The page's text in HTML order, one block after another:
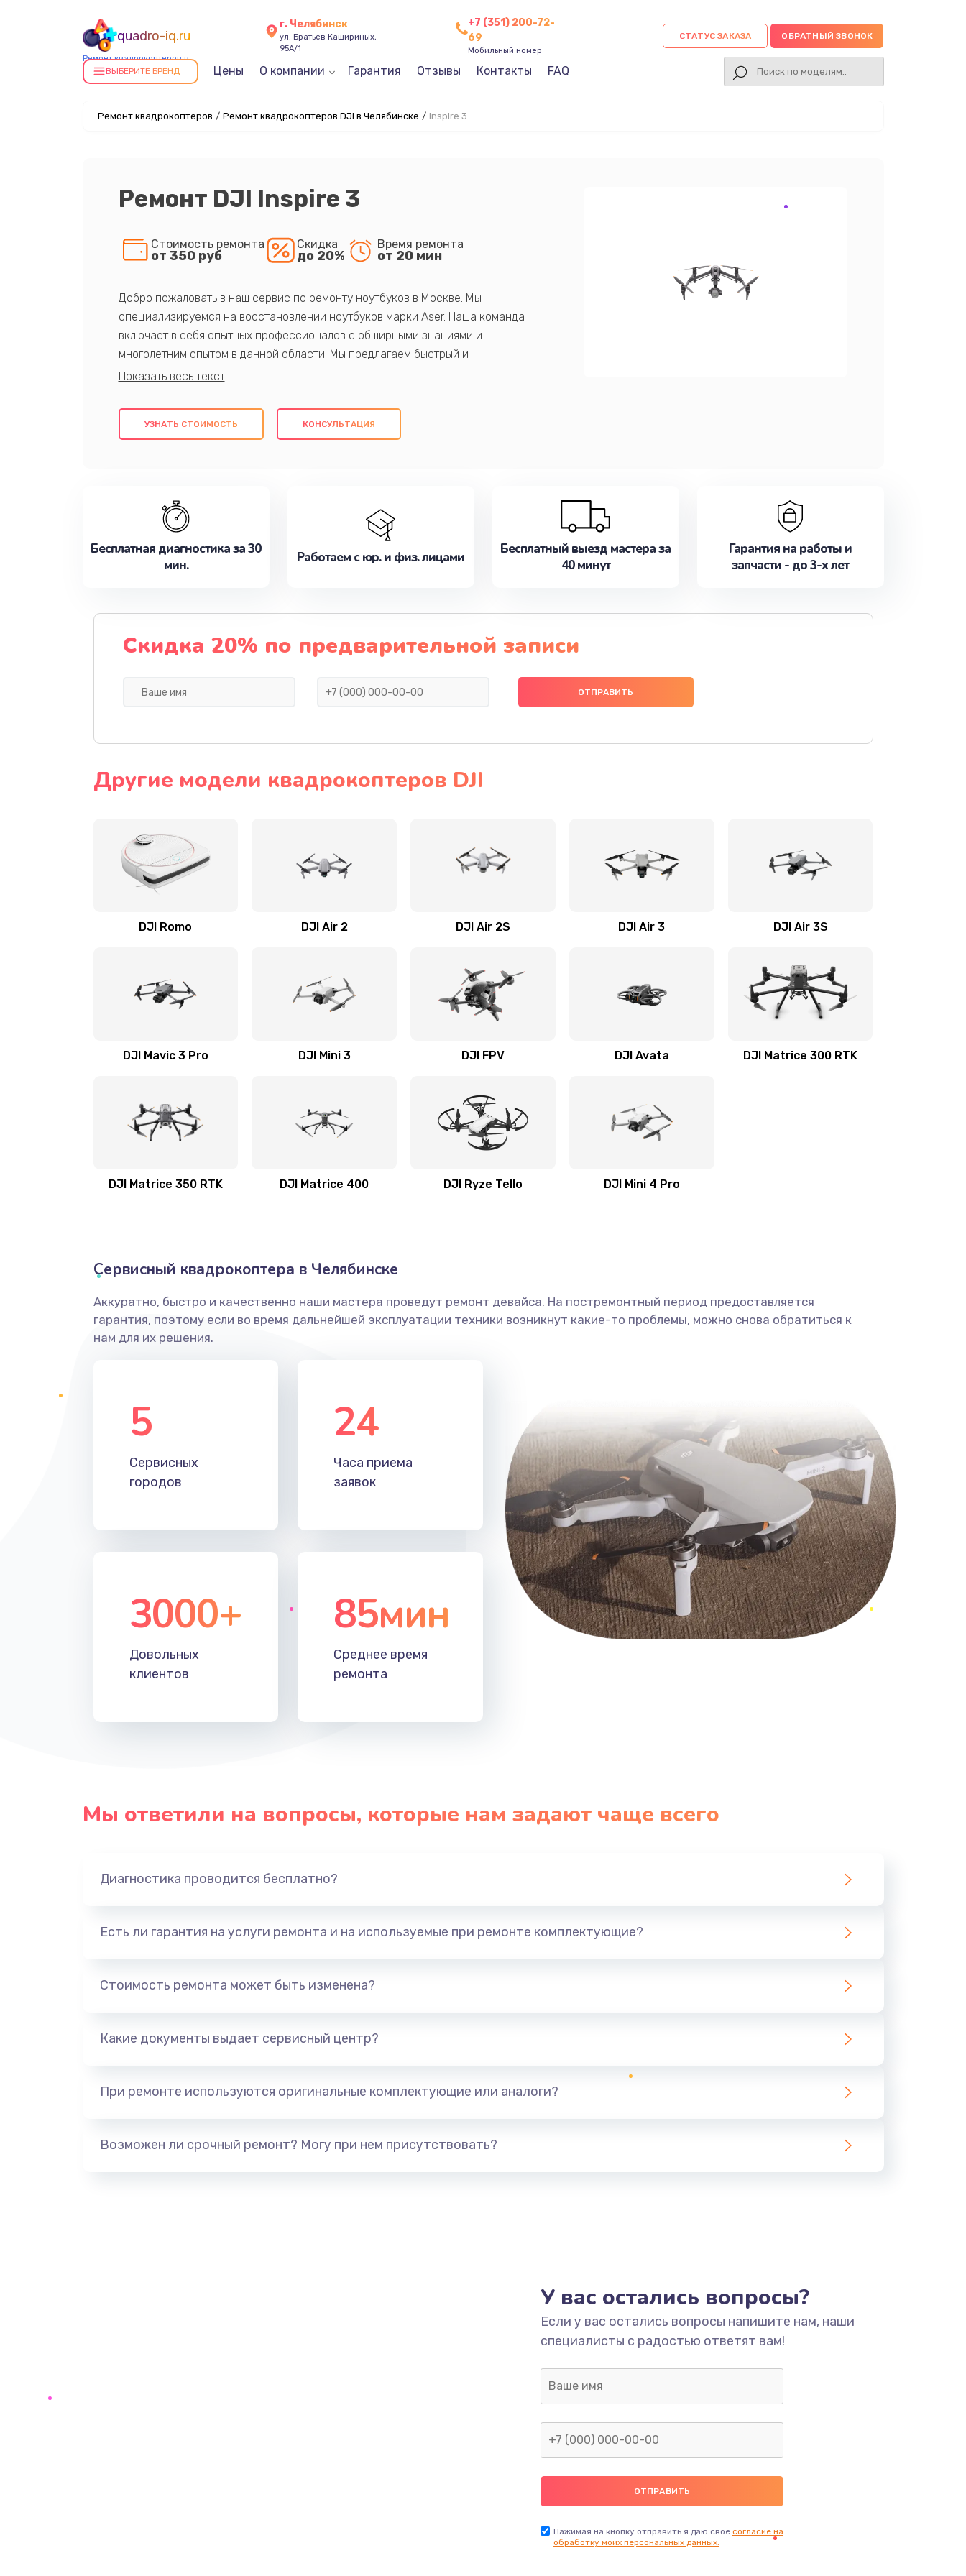
quadro-iq.ru
Ремонт квадрокоптеров в
Челябинске
г. Челябинск
ул. Братьев Кашириных,
95А/1
+7 (351) 200-72-
69
Мобильный номер
СТАТУС ЗАКАЗА ОБРАТНЫЙ ЗВОНОК
ВЫБЕРИТЕ БРЕНД Цены О компании Гарантия Отзывы Контакты FAQ
Ремонт квадрокоптеров / Ремонт квадрокоптеров DJI в Челябинске / Inspire 3
Ремонт DJI Inspire 3
Стоимость ремонта
от 350 руб
Скидка
до 20%
Время ремонта
от 20 мин
Добро пожаловать в наш сервис по ремонту ноутбуков в Москве. Мы
специализируемся на восстановлении ноутбуков марки Aser. Наша команда
включает в себя опытных профессионалов с обширными знаниями и
многолетним опытом в данной области. Мы предлагаем быстрый и
качественный ремонт с использованием оригинальных компонентов, а также
клиентам надежное и профессиональное обслуживание, удовлетворяя их
потребности наилучшим образом. Не медлите записаться на ремонт уже
УЗНАТЬ СТОИМОСТЬ КОНСУЛЬТАЦИЯ
Бесплатная диагностика за 30
мин.
Работаем с юр. и физ. лицами
Бесплатный выезд мастера за
40 минут
Гарантия на работы и
запчасти - до 3-х лет
Скидка 20% по предварительной записи
Другие модели квадрокоптеров DJI
DJI Romo DJI Air 2 DJI Air 2S DJI Air 3 DJI Air 3S
DJI Mavic 3 Pro DJI Mini 3 DJI FPV DJI Avata DJI Matrice 300 RTK
DJI Matrice 350 RTK DJI Matrice 400 DJI Ryze Tello DJI Mini 4 Pro
Сервисный квадрокоптера в Челябинске
Аккуратно, быстро и качественно наши мастера проведут ремонт девайса. На постремонтный период предоставляется
гарантия, поэтому если во время дальнейшей эксплуатации техники возникнут какие-то проблемы, можно снова обратиться к
нам для их решения.
5
Сервисных
городов
24
Часа приема
заявок
3000+
Довольных
клиентов
85мин
Среднее время
ремонта
Мы ответили на вопросы, которые нам задают чаще всего
Диагностика проводится бесплатно?
Есть ли гарантия на услуги ремонта и на используемые при ремонте комплектующие?
Стоимость ремонта может быть изменена?
Какие документы выдает сервисный центр?
При ремонте используются оригинальные комплектующие или аналоги?
Возможен ли срочный ремонт? Могу при нем присутствовать?
У вас остались вопросы?
Если у вас остались вопросы напишите нам, наши
специалисты с радостью ответят вам!
Нажимая на кнопку отправить я даю свое согласие на
обработку моих персональных данных.